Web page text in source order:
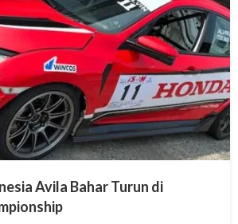
Avila Bahar Turun di